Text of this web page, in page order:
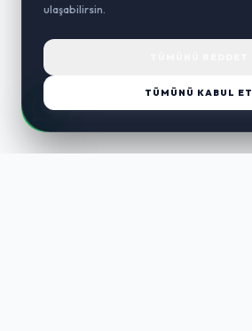
ulaşabilirsin.
TÜMÜNÜ KABUL ET